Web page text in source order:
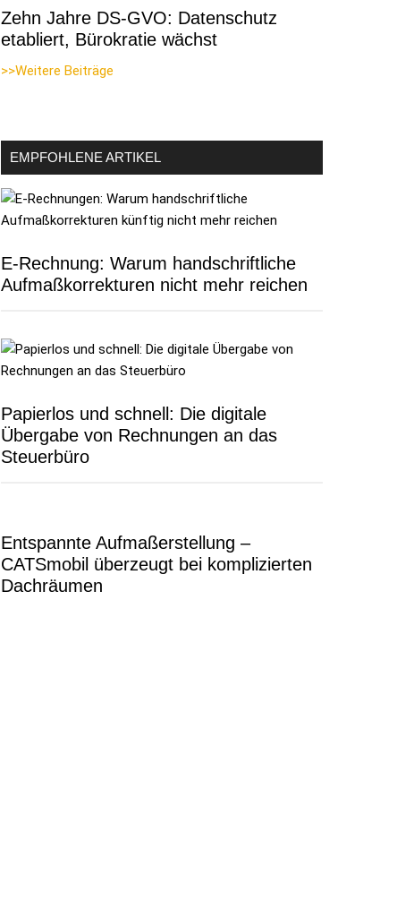
Zehn Jahre DS-GVO: Datenschutz
etabliert, Bürokratie wächst
>>Weitere Beiträge
EMPFOHLENE ARTIKEL
E-Rechnung: Warum handschriftliche
Aufmaßkorrekturen nicht mehr reichen
Papierlos und schnell: Die digitale
Übergabe von Rechnungen an das
Steuerbüro
Entspannte Aufmaßerstellung –
CATSmobil überzeugt bei komplizierten
Dachräumen